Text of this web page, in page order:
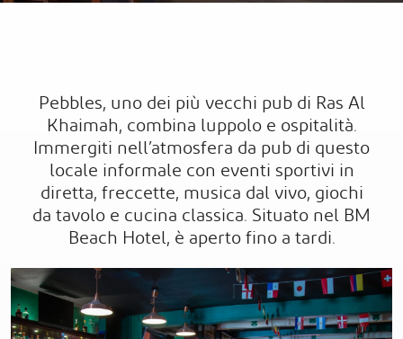
Pebbles, uno dei più vecchi pub di Ras Al
Khaimah, combina luppolo e ospitalità.
Immergiti nell’atmosfera da pub di questo
locale informale con eventi sportivi in
diretta, freccette, musica dal vivo, giochi
da tavolo e cucina classica. Situato nel BM
Beach Hotel, è aperto fino a tardi.